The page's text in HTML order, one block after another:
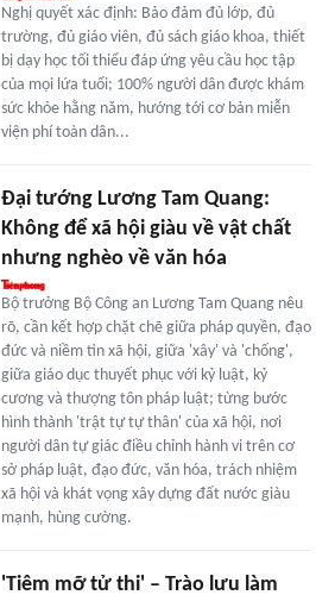
Nghị quyết xác định: Bảo đảm đủ lớp, đủ
trường, đủ giáo viên, đủ sách giáo khoa, thiết
bị dạy học tối thiểu đáp ứng yêu cầu học tập
của mọi lứa tuổi; 100% người dân được khám
sức khỏe hằng năm, hướng tới cơ bản miễn
viện phí toàn dân...
Đại tướng Lương Tam Quang:
Không để xã hội giàu về vật chất
nhưng nghèo về văn hóa
Bộ trưởng Bộ Công an Lương Tam Quang nêu
rõ, cần kết hợp chặt chẽ giữa pháp quyền, đạo
đức và niềm tin xã hội, giữa 'xây' và 'chống',
giữa giáo dục thuyết phục với kỷ luật, kỷ
cương và thượng tôn pháp luật; từng bước
hình thành 'trật tự tự thân' của xã hội, nơi
người dân tự giác điều chỉnh hành vi trên cơ
sở pháp luật, đạo đức, văn hóa, trách nhiệm
xã hội và khát vọng xây dựng đất nước giàu
mạnh, hùng cường.
'Tiêm mỡ tử thi' – Trào lưu làm